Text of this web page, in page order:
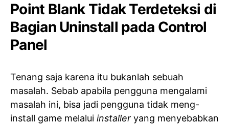
Point Blank Tidak Terdeteksi di
Bagian Uninstall pada Control
Panel
Tenang saja karena itu bukanlah sebuah
masalah. Sebab apabila pengguna mengalami
masalah ini, bisa jadi pengguna tidak meng-
install game melalui installer yang menyebabkan